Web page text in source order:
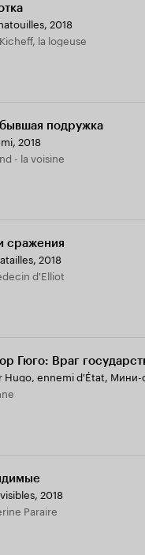
, 2018
Kicheff, la logeuse
подружка
, 2018
- la voisine
сражения
, 2018
d'Elliot
Гюго: Враг
Hugo, ennemi d'État, Мини-
, 2018
Paraire